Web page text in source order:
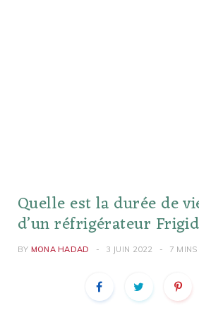
Quelle est la durée de
d’un réfrigérateur
BY MONA HADAD 3 JUIN 2022 7